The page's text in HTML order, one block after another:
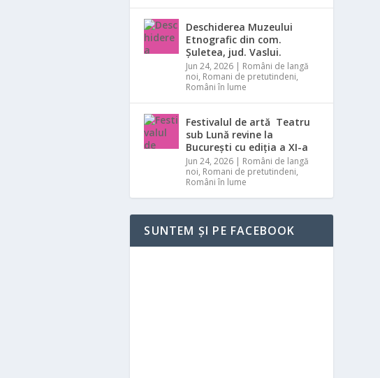
Deschiderea Muzeului
Etnografic din com.
Șuletea, jud. Vaslui.
Jun 24, 2026 | Români de langă
noi, Romani de pretutindeni,
Români în lume
Festivalul de artă Teatru
sub Lună revine la
București cu ediția a XI-a
Jun 24, 2026 | Români de langă
noi, Romani de pretutindeni,
Români în lume
SUNTEM ȘI PE FACEBOOK